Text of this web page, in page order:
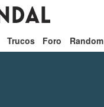
Trucos Foro Random